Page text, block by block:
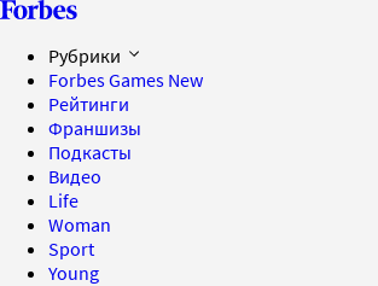
Рубрики
Forbes Games New
Рейтинги
Франшизы
Подкасты
Видео
Life
Woman
Sport
Young